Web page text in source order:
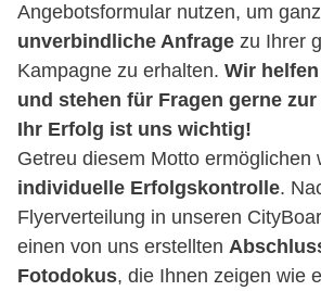
Angebotsformular nutzen, um ganz
unverbindliche Anfrage zu Ihrer
Kampagne zu erhalten. Wir
und stehen für Fragen gerne
Ihr Erfolg ist uns wichtig!
Getreu diesem Motto ermöglichen
individuelle Erfolgskontrolle.
Flyerverteilung in unseren
einen von uns erstellten
Fotodokus, die Ihnen zeigen wie